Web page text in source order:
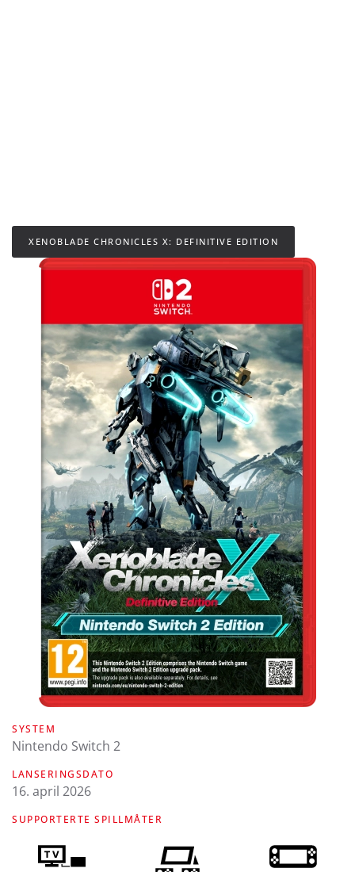
SYSTEM
Nintendo Switch 2
LANSERINGSDATO
16. april 2026
SUPPORTERTE SPILLMÅTER
XENOBLADE CHRONICLES X: DEFINITIVE EDITION